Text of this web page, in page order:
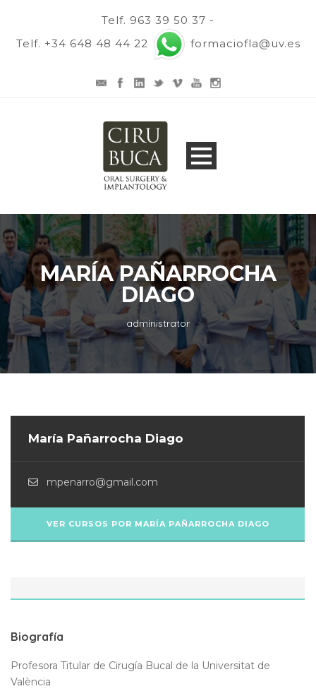
Telf. 963 39 50 37 -
Telf. +34 648 48 44 22
formaciofla@uv.es
MARÍA PAÑARROCHA
DIAGO
administrator
María Pañarrocha Diago
mpenarro@gmail.com
VER CURSOS POR MARÍA PAÑARROCHA DIAGO
Biografía
Profesora Titular de Cirugía Bucal de la Universitat de
València